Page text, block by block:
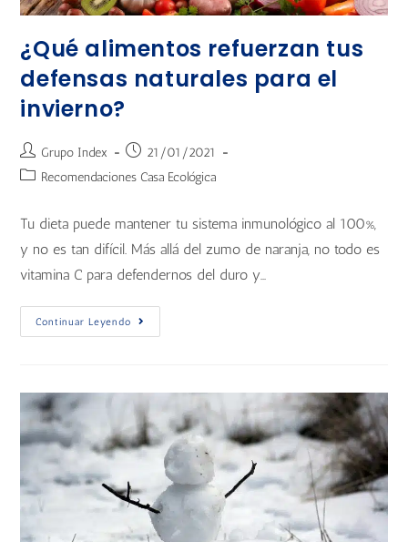
¿Qué alimentos refuerzan tus
defensas naturales para el
invierno?
Grupo Index
21/01/2021
Recomendaciones Casa Ecológica
Tu dieta puede mantener tu sistema inmunológico al 100%,
y no es tan difícil. Más allá del zumo de naranja, no todo es
vitamina C para defendernos del duro y…
Continuar Leyendo